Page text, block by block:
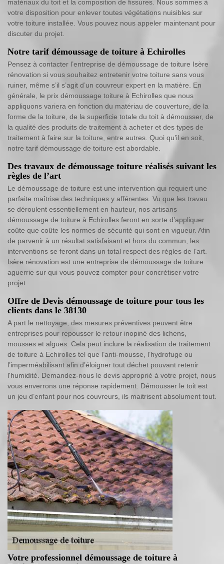
matériaux du toit et la composition de fissures. Nous sommes à
votre disposition pour enlever toutes végétations nuisibles sur
votre toiture installée. Vous pouvez nous appeler maintenant pour
discuter du projet.
Notre tarif démoussage de toiture à Echirolles
Pensez à contacter l’entreprise de démoussage de toiture Isère
rénovation si vous souhaitez entretenir votre toiture sans vous
ruiner, même s’il s’agit d’un couvreur expert en la matière. En
générale, le prix démoussage toiture à Echirolles que nous
appliquons variera en fonction du matériau de couverture, de la
forme de la toiture, de la superficie totale du toit à démousser, de
la qualité des produits de traitement à acheter et des types de
traitement à faire sur la toiture, entre autres. Quoi qu’il en soit,
notre tarif démoussage de toiture est abordable.
Des travaux de démoussage toiture réalisés suivant les
règles de l’art
Le démoussage de toiture est une intervention qui requiert une
parfaite maîtrise des techniques y afférentes. Vu que les travau
se déroulent essentiellement en hauteur, nos artisans
démoussage de toiture à Echirolles feront en sorte d’appliquer
coûte que coûte les normes de sécurité qui sont en vigueur. Afin
de parvenir à un résultat satisfaisant et hors du commun, les
interventions se feront dans un total respect des règles de l’art.
Isère rénovation est une entreprise de démoussage de toiture
aguerrie sur qui vous pouvez compter pour concrétiser votre
projet.
Offre de Devis démoussage de toiture pour tous les
clients dans le 38130
A part le nettoyage, des mesures préventives peuvent être
entreprises pour repousser le retour inopiné des lichens,
mousses et algues. Cela peut inclure la réalisation de traitement
de toiture à Echirolles tel que l’anti-mousse, l’hydrofuge ou
l’imperméabilisant afin d’éloigner tout déchet pouvant retenir
l'humidité. Demandez-nous le devis approprié à votre projet, nous
vous enverrons une réponse rapidement. Démousser le toit est
un jeu d’enfant pour nos couvreurs, ils maitrisent absolument tout.
Votre professionnel démoussage de toiture à